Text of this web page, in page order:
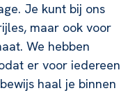
Je kunt bij ons
maar ook voor
We hebben
er voor iedereen
haal je binnen